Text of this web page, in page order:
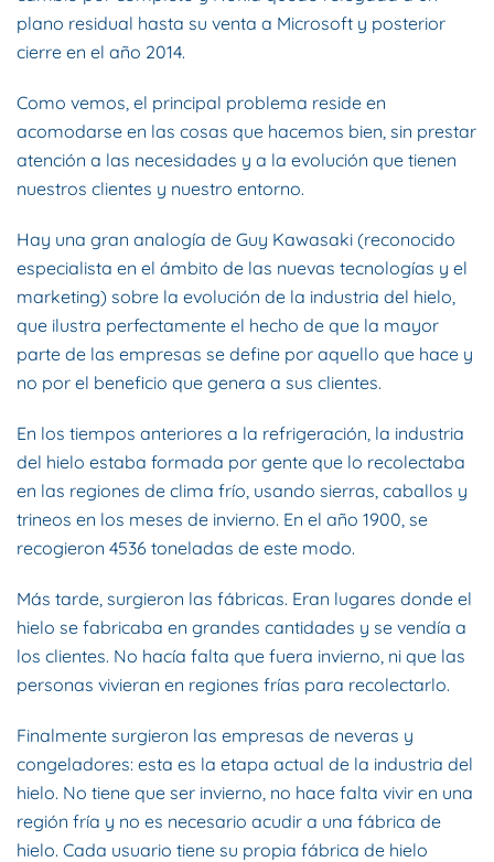
plano residual hasta su venta a Microsoft y posterior
cierre en el año 2014.
Como vemos, el principal problema reside en
acomodarse en las cosas que hacemos bien, sin prestar
atención a las necesidades y a la evolución que tienen
nuestros clientes y nuestro entorno.
Hay una gran analogía de Guy Kawasaki (reconocido
especialista en el ámbito de las nuevas tecnologías y el
marketing) sobre la evolución de la industria del hielo,
que ilustra perfectamente el hecho de que la mayor
parte de las empresas se define por aquello que hace y
no por el beneficio que genera a sus clientes.
En los tiempos anteriores a la refrigeración, la industria
del hielo estaba formada por gente que lo recolectaba
en las regiones de clima frío, usando sierras, caballos y
trineos en los meses de invierno. En el año 1900, se
recogieron 4536 toneladas de este modo.
Más tarde, surgieron las fábricas. Eran lugares donde el
hielo se fabricaba en grandes cantidades y se vendía a
los clientes. No hacía falta que fuera invierno, ni que las
personas vivieran en regiones frías para recolectarlo.
Finalmente surgieron las empresas de neveras y
congeladores: esta es la etapa actual de la industria del
hielo. No tiene que ser invierno, no hace falta vivir en una
región fría y no es necesario acudir a una fábrica de
hielo. Cada usuario tiene su propia fábrica de hielo